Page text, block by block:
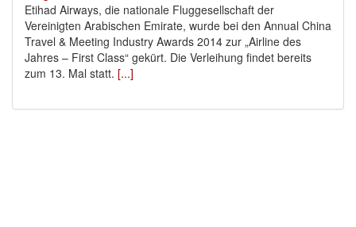
Etihad Airways, die nationale Fluggesellschaft der
Vereinigten Arabischen Emirate, wurde bei den Annual China
Travel & Meeting Industry Awards 2014 zur „Airline des
Jahres – First Class“ gekürt. Die Verleihung findet bereits
zum 13. Mal statt. [...]